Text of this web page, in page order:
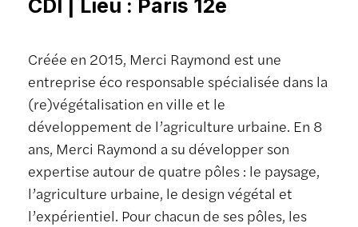
CDI | Lieu : Paris 12e
Créée en 2015, Merci Raymond est une
entreprise éco responsable spécialisée dans la
(re)végétalisation en ville et le
développement de l’agriculture urbaine. En 8
ans, Merci Raymond a su développer son
expertise autour de quatre pôles : le paysage,
l’agriculture urbaine, le design végétal et
l’expérientiel. Pour chacun de ses pôles, les